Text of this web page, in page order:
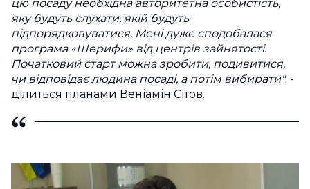
цю посаду необхідна авторитетна особистість,
яку будуть слухати, якій будуть
підпорядковуватися. Мені дуже сподобалася
програма «Шерифи» від центрів зайнятості.
Початковий старт можна зробити, подивитися,
чи відповідає людина посаді, а потім вибирати", -
ділиться планами Веніамін Сітов.